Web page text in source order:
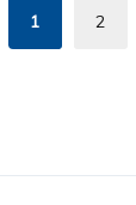
Página
1
Page
2